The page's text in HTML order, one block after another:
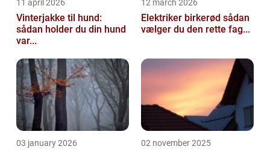
11 april 2026
Vinterjakke til hund:
sådan holder du din hund
var...
12 march 2026
Elektriker birkerød sådan
vælger du den rette fag...
03 january 2026 02 november 2025